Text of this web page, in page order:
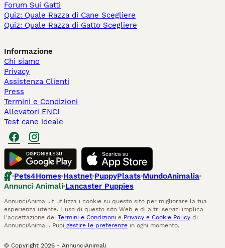
Forum Sui Gatti
Quiz: Quale Razza di Cane Scegliere
Quiz: Quale Razza di Gatto Scegliere
Informazione
Chi siamo
Privacy
Assistenza Clienti
Press
Termini e Condizioni
Allevatori ENCI
Test cane ideale
Pets4Homes Hastnet PuppyPlaats MundoAnimalia
Annunci Animali Lancaster Puppies
AnnunciAnimali.it utilizza i cookie su questo sito per migliorare la tua
esperienza utente. L'uso di questo sito Web e di altri servizi implica
l'accettazione dei Termini e Condizioni e Privacy e Cookie Policy di
AnnunciAnimali. Puoi gestire le preferenze in ogni momento.
© Copyright 2026 - AnnunciAnimali